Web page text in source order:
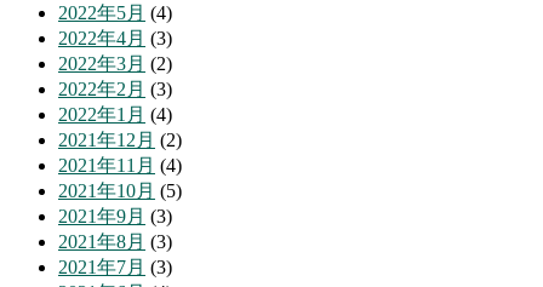
2022年5月 (4)
2022年4月 (3)
2022年3月 (2)
2022年2月 (3)
2022年1月 (4)
2021年12月 (2)
2021年11月 (4)
2021年10月 (5)
2021年9月 (3)
2021年8月 (3)
2021年7月 (3)